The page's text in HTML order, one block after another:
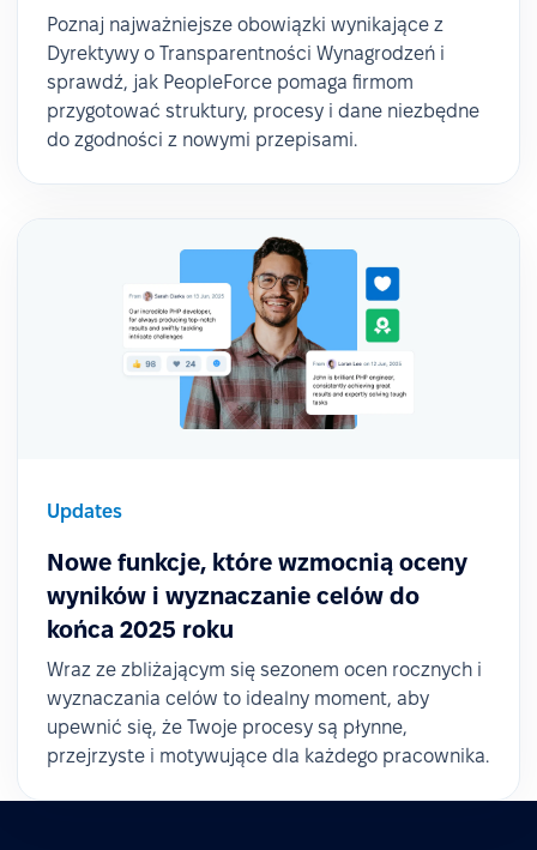
Poznaj najważniejsze obowiązki wynikające z
Dyrektywy o Transparentności Wynagrodzeń i
sprawdź, jak PeopleForce pomaga firmom
przygotować struktury, procesy i dane niezbędne
do zgodności z nowymi przepisami.
Updates
Nowe funkcje, które wzmocnią oceny
wyników i wyznaczanie celów do
końca 2025 roku
Wraz ze zbliżającym się sezonem ocen rocznych i
wyznaczania celów to idealny moment, aby
upewnić się, że Twoje procesy są płynne,
przejrzyste i motywujące dla każdego pracownika.